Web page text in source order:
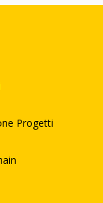
Progetti